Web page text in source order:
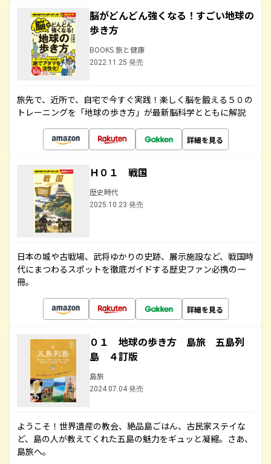
脳がどんどん強くなる！すごい地球の
歩き方
BOOKS 旅と健康
2022.11.25 発売
旅先で、近所で、自宅で今すぐ実践！楽しく脳を鍛える５０の
トレーニングを「地球の歩き方」が最新脳科学とともに解説
詳細を見る
Ｈ０１ 戦国
歴史時代
2025.10.23 発売
日本の城や古戦場、武将ゆかりの史跡、展示施設など、戦国時
代にまつわるスポットを徹底ガイドする歴史ファン必携の一
冊。
詳細を見る
０１ 地球の歩き方 島旅 五島列
島 ４訂版
島旅
2024.07.04 発売
ようこそ！世界遺産の教会、絶品島ごはん、古民家ステイな
ど、島の人が教えてくれた五島の魅力をギュッと凝縮。さあ、
島旅へ。